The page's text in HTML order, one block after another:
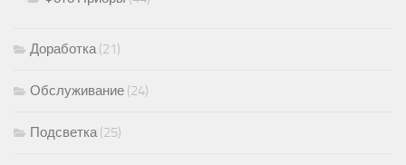
Доработка(21)
Обслуживание (24)
Подсветка(25)